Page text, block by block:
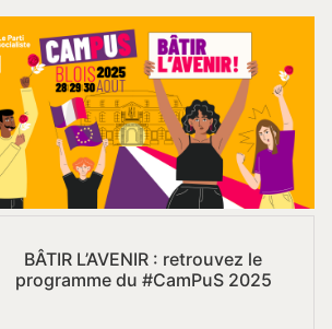
BÂTIR L’AVENIR : retrouvez le
programme du #CamPuS 2025